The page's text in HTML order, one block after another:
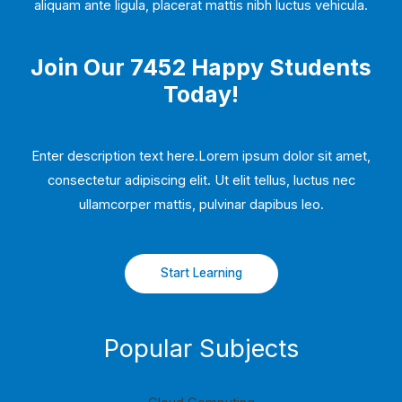
aliquam ante ligula, placerat mattis nibh luctus vehicula.
Join Our 7452 Happy Students​
Today!
Enter description text here.Lorem ipsum dolor sit amet,
consectetur adipiscing elit. Ut elit tellus, luctus nec
ullamcorper mattis, pulvinar dapibus leo.​
Start Learning
Popular Subjects